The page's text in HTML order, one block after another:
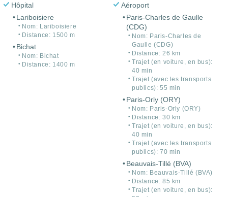
Hôpital
Lariboisiere
Nom: Lariboisiere
Distance: 1500 m
Bichat
Nom: Bichat
Distance: 1400 m
Aéroport
Paris-Charles de Gaulle
(CDG)
Nom: Paris-Charles de
Gaulle (CDG)
Distance: 26 km
Trajet (en voiture, en bus):
40 min
Trajet (avec les transports
publics): 55 min
Paris-Orly (ORY)
Nom: Paris-Orly (ORY)
Distance: 30 km
Trajet (en voiture, en bus):
40 min
Trajet (avec les transports
publics): 70 min
Beauvais-Tillé (BVA)
Nom: Beauvais-Tillé (BVA)
Distance: 85 km
Trajet (en voiture, en bus):